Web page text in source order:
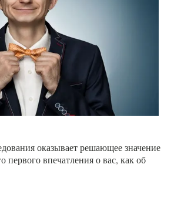
оказывает решающее значение
первого впечатления о вас, как об